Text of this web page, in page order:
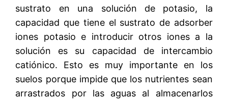
sustrato en una solución de potasio, la
capacidad que tiene el sustrato de adsorber
iones potasio e introducir otros iones a la
solución es su capacidad de intercambio
catiónico. Esto es muy importante en los
suelos porque impide que los nutrientes sean
arrastrados por las aguas al almacenarlos